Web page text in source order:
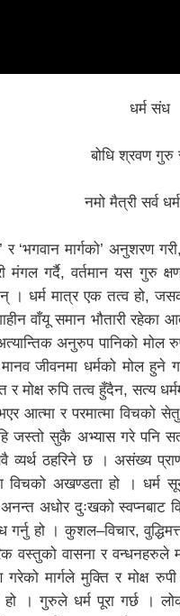
धर्म संध
बोधि श्रवण गुरु
नमो मैत्री सर्व
र ‘भगवान मार्गको’
मंगल गर्दै, वर्तमान यस गुरु
। धर्म मात्र एक तत्व हो,
वाँयू समान भौतारी रहेका
अनुरुप पानिको
जीवनमा धर्मको मोल हुने
र मोक्ष रुपि तत्व हुँदैन, सत्य
आत्मा र परमात्मा विचको सेतु
जस्तो सुकै अभ्यास गरे पनि
व्यर्थ ठहरिने छ । असंख्य
विचको अखण्डता हो ।
अधोर दुःखको स्वप्नबाट
गर्नु हो । कुशल–विचार,
वस्तुको वासना र
मार्गले मुक्ति र मोक्ष
। गुरुले धर्म पूरा गर्छ ।